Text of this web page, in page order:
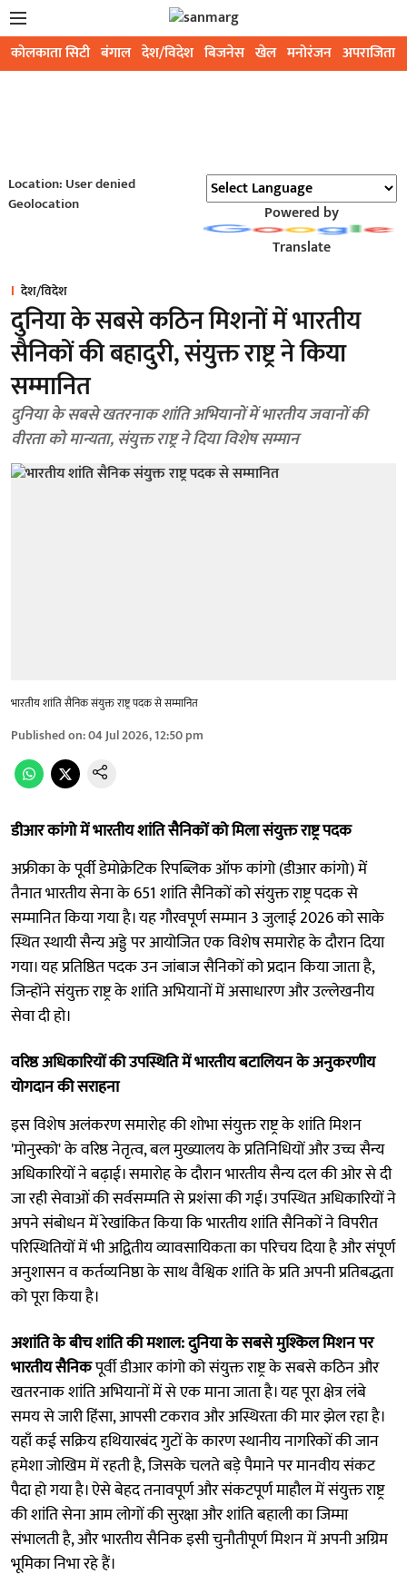
कोलकाता सिटी बंगाल देश/विदेश बिजनेस खेल मनोरंजन अपराजिता
Location: User denied
Geolocation
Powered by
Translate
देश/विदेश
दुनिया के सबसे कठिन मिशनों में भारतीय
सैनिकों की बहादुरी, संयुक्त राष्ट्र ने किया
सम्मानित
दुनिया के सबसे खतरनाक शांति अभियानों में भारतीय जवानों की
वीरता को मान्यता, संयुक्त राष्ट्र ने दिया विशेष सम्मान
भारतीय शांति सैनिक संयुक्त राष्ट्र पदक से सम्मानित
Published on:04 Jul 2026, 12:50 pm
डीआर कांगो में भारतीय शांति सैनिकों को मिला संयुक्त राष्ट्र पदक
अफ्रीका के पूर्वी डेमोक्रेटिक रिपब्लिक ऑफ कांगो (डीआर कांगो) में
तैनात भारतीय सेना के 651 शांति सैनिकों को संयुक्त राष्ट्र पदक से
सम्मानित किया गया है। यह गौरवपूर्ण सम्मान 3 जुलाई 2026 को साके
स्थित स्थायी सैन्य अड्डे पर आयोजित एक विशेष समारोह के दौरान दिया
गया। यह प्रतिष्ठित पदक उन जांबाज सैनिकों को प्रदान किया जाता है,
जिन्होंने संयुक्त राष्ट्र के शांति अभियानों में असाधारण और उल्लेखनीय
सेवा दी हो।
वरिष्ठ अधिकारियों की उपस्थिति में भारतीय बटालियन के अनुकरणीय
योगदान की सराहना
इस विशेष अलंकरण समारोह की शोभा संयुक्त राष्ट्र के शांति मिशन
'मोनुस्को' के वरिष्ठ नेतृत्व, बल मुख्यालय के प्रतिनिधियों और उच्च सैन्य
अधिकारियों ने बढ़ाई। समारोह के दौरान भारतीय सैन्य दल की ओर से दी
जा रही सेवाओं की सर्वसम्मति से प्रशंसा की गई। उपस्थित अधिकारियों ने
अपने संबोधन में रेखांकित किया कि भारतीय शांति सैनिकों ने विपरीत
परिस्थितियों में भी अद्वितीय व्यावसायिकता का परिचय दिया है और संपूर्ण
अनुशासन व कर्तव्यनिष्ठा के साथ वैश्विक शांति के प्रति अपनी प्रतिबद्धता
को पूरा किया है।
अशांति के बीच शांति की मशाल: दुनिया के सबसे मुश्किल मिशन पर
भारतीय सैनिकपूर्वी डीआर कांगो को संयुक्त राष्ट्र के सबसे कठिन और
खतरनाक शांति अभियानों में से एक माना जाता है। यह पूरा क्षेत्र लंबे
समय से जारी हिंसा, आपसी टकराव और अस्थिरता की मार झेल रहा है।
यहाँ कई सक्रिय हथियारबंद गुटों के कारण स्थानीय नागरिकों की जान
हमेशा जोखिम में रहती है, जिसके चलते बड़े पैमाने पर मानवीय संकट
पैदा हो गया है। ऐसे बेहद तनावपूर्ण और संकटपूर्ण माहौल में संयुक्त राष्ट्र
की शांति सेना आम लोगों की सुरक्षा और शांति बहाली का जिम्मा
संभालती है, और भारतीय सैनिक इसी चुनौतीपूर्ण मिशन में अपनी अग्रिम
भूमिका निभा रहे हैं।